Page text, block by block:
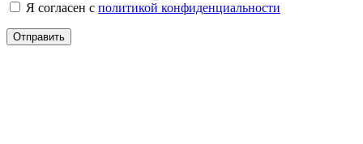
Я согласен с политикой конфиденциальности
Отправить